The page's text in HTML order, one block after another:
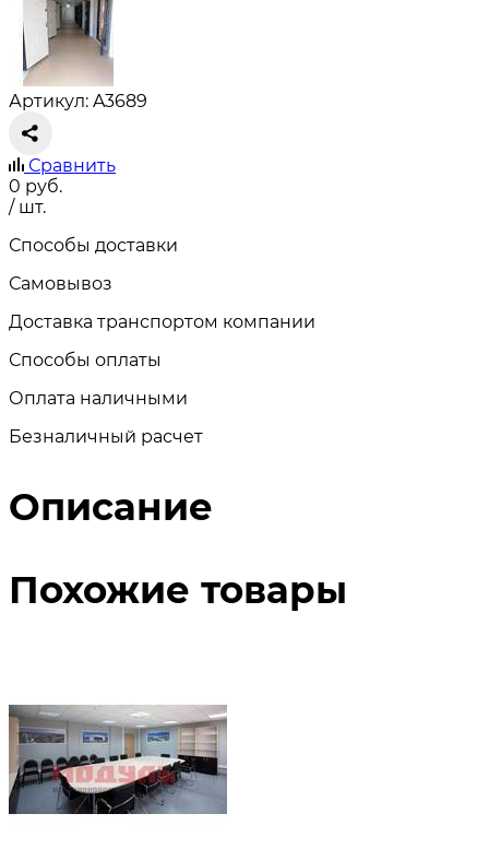
Артикул: A3689
Сравнить
0 руб.
/ шт.
Способы доставки
Самовывоз
Доставка транспортом компании
Способы оплаты
Оплата наличными
Безналичный расчет
Описание
Похожие товары